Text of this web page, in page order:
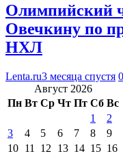
Олимпийский
Овечкину по
НХЛ
Lenta.ru3 месяца спустя 0
Август 2026
Пн Вт Ср Чт Пт Сб Вс
1
2
3
4 5 6 7 8
9
10 11 12 13 14 15 16